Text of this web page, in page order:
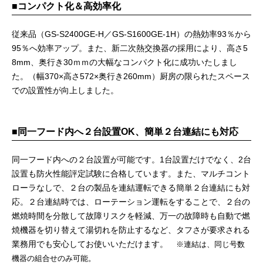
■コンパクト化＆高効率化
従来品（GS-S2400GE-H／GS-S1600GE-1H）の熱効率93％から
95％へ効率アップ。また、新二次熱交換器の採用により、高さ5
8mm、奥行き30ｍｍの大幅なコンパクト化に成功いたしまし
た。（幅370×高さ572×奥行き260mm）厨房の限られたスペース
での設置性が向上しました。
■同一フード内へ２台設置OK、簡単２台連結にも対応
同一フード内への２台設置が可能です。1台設置だけでなく、2台
設置も防火性能評定試験に合格しています。また、マルチコント
ローラなしで、２台の製品を連結運転できる簡単２台連結にも対
応。２台連結時では、ローテーション運転をすることで、２台の
燃焼時間を分散して故障リスクを軽減、万一の故障時も自動で燃
焼機器を切り替えて湯切れを防止するなど、タフさが要求される
業務用でも安心してお使いいただけます。
※連結は、同じ号数
機器の組合せのみ可能。